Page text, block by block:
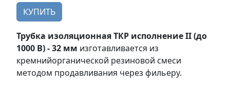
КУПИТЬ
Трубка изоляционная ТКР исполнение II (до
1000 В) - 32 мм изготавливается из
кремнийорганической резиновой смеси
методом продавливания через фильеру.